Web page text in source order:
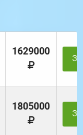
1629000
1805000